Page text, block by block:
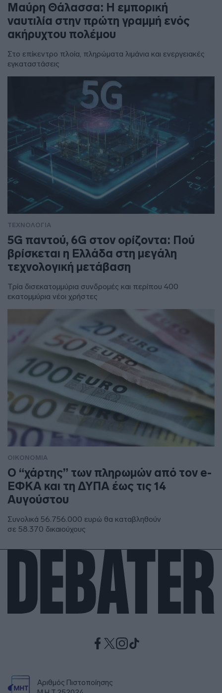
Μαύρη Θάλασσα: Η εμπορική
ναυτιλία στην πρώτη γραμμή ενός
ακήρυχτου πολέμου
Στο επίκεντρο πλοία, πληρώματα λιμάνια και ενεργειακές
εγκαταστάσεις
ΤΕΧΝΟΛΟΓΙΑ
5G παντού, 6G στον ορίζοντα: Πού
βρίσκεται η Ελλάδα στη μεγάλη
τεχνολογική μετάβαση
Τρία δισεκατομμύρια συνδρομές και περίπου 400
εκατομμύρια νέοι χρήστες
ΟΙΚΟΝΟΜΙΑ
Ο “χάρτης” των πληρωμών από τον e-
ΕΦΚΑ και τη ΔΥΠΑ έως τις 14
Αυγούστου
Συνολικά 56.756.000 ευρώ θα καταβληθούν
σε 58.370 δικαιούχους
Αριθμός Πιστοποίησης